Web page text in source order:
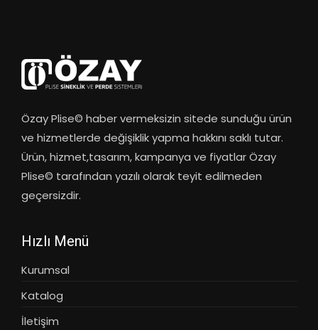
Özay Plise© haber vermeksizin sitede sunduğu ürün
ve hizmetlerde değişiklik yapma hakkını saklı tutar.
Ürün, hizmet,tasarım, kampanya ve fiyatlar Özay
Plise© tarafından yazılı olarak teyit edilmeden
geçersizdir.
Hızlı Menü
Kurumsal
Katalog
İletişim